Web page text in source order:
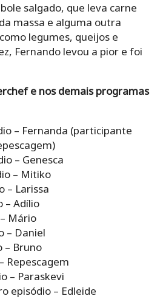
salgado, que leva carne
massa e alguma outra
legumes, queijos e
Fernando levou a pior e foi
e nos demais programas
– Fernanda (participante
– Genesca
– Mitiko
– Larissa
– Adílio
Mário
– Daniel
– Bruno
Repescagem
– Paraskevi
episódio – Edleide